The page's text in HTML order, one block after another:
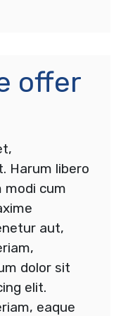
offer
Harum libero
modi cum
aut,
dolor sit
elit.
eaque